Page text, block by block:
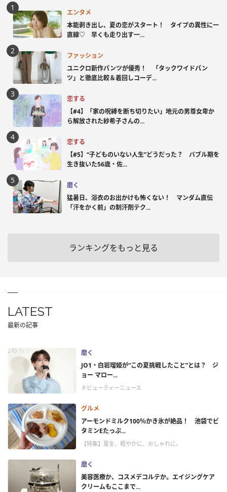
エンタメ
本能剥き出し、夏の恋がスタート！ タイプの異性に一
直線♡ 早くも走り出す一...
ファッション
ユニクロ新作パンツが優秀！ 「タックワイドパン
ツ」と徹底比較＆着回しコーデ...
恋する
【#4】「家の呪縛を断ち切りたい」地元の男尊女卑か
ら解放された紗希子さんの...
恋する
【#5】“子どものいない人生”どうだった？ バブル期を
生き抜いた56歳・佐...
磨く
猛暑日、浴衣のお出かけも怖くない！ マンダム直伝
「汗をかく前」の制汗剤テク...
ランキングをもっと見る
LATEST
最新の記事
磨く
JO1・白岩瑠姫が“この夏挑戦したこと”とは？ ジ
ョー マロー...
＃ビューティーニュース
グルメ
アーモンドミルク100％かき氷が絶品！ 池袋でビ
タミンEたっぷ...
【特集】夏を、軽やかに、おしゃれに。
磨く
美容医療か、コスメデコルテか。エイジングケア
クリームもここまで...